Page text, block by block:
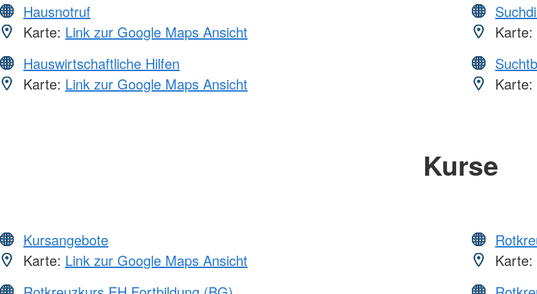
Hausnotruf
Karte: Link zur Google Maps Ansicht
Hauswirtschaftliche Hilfen
Karte: Link zur Google Maps Ansicht
Karte:
Karte:
Kurse
Kursangebote
Karte: Link zur Google Maps Ansicht
Karte: